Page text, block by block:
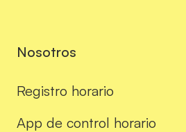
Nosotros
Registro horario
App de control horario